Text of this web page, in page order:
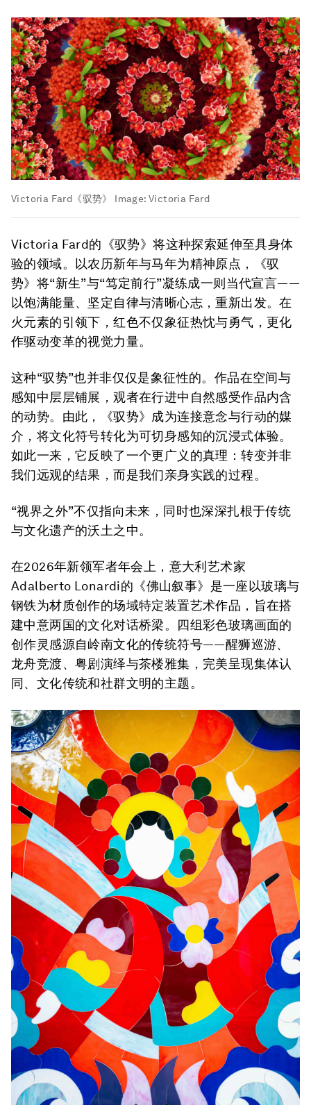
Victoria Fard《驭势》 Image:Victoria Fard
Victoria Fard的《驭势》将这种探索延伸至具身体
验的领域。以农历新年与马年为精神原点，《驭
势》将“新生”与“笃定前行”凝练成一则当代宣言——
以饱满能量、坚定自律与清晰心志，重新出发。在
火元素的引领下，红色不仅象征热忱与勇气，更化
作驱动变革的视觉力量。
这种“驭势”也并非仅仅是象征性的。作品在空间与
感知中层层铺展，观者在行进中自然感受作品内含
的动势。由此，《驭势》成为连接意念与行动的媒
介，将文化符号转化为可切身感知的沉浸式体验。
如此一来，它反映了一个更广义的真理：转变并非
我们远观的结果，而是我们亲身实践的过程。
“视界之外”不仅指向未来，同时也深深扎根于传统
与文化遗产的沃土之中。
在2026年新领军者年会上，意大利艺术家
Adalberto Lonardi的《佛山叙事》是一座以玻璃与
钢铁为材质创作的场域特定装置艺术作品，旨在搭
建中意两国的文化对话桥梁。四组彩色玻璃画面的
创作灵感源自岭南文化的传统符号——醒狮巡游、
龙舟竞渡、粤剧演绎与茶楼雅集，完美呈现集体认
同、文化传统和社群文明的主题。